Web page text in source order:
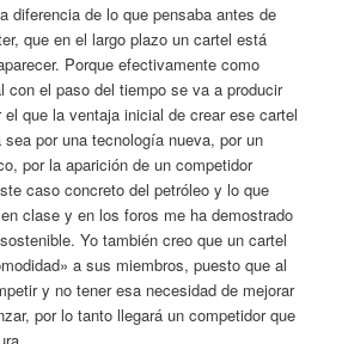
diferencia de lo que pensaba antes de
que en el largo plazo un cartel está
Porque efectivamente como
con el paso del tiempo se va a producir
que la ventaja inicial de crear ese cartel
por una tecnología nueva, por un
por la aparición de un competidor
caso concreto del petróleo y lo que
clase y en los foros me ha demostrado
Yo también creo que un cartel
a sus miembros, puesto que al
y no tener esa necesidad de mejorar
por lo tanto llegará un competidor que